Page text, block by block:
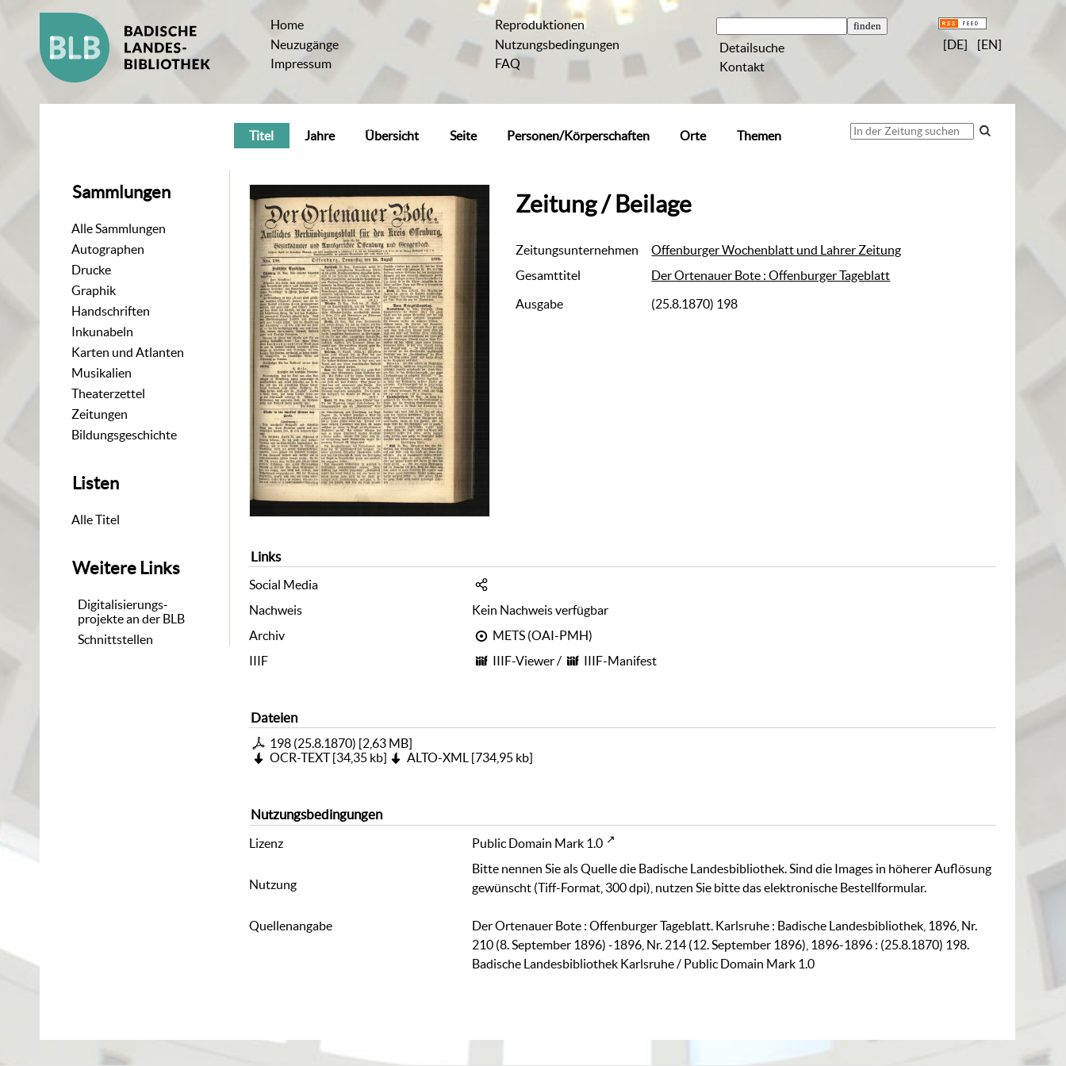
Home
Neuzugänge
Impressum
Reproduktionen
Nutzungsbedingungen
FAQ
Detailsuche
Kontakt
[DE] [EN]
Sammlungen
Alle Sammlungen
Autographen
Drucke
Graphik
Handschriften
Inkunabeln
Karten und Atlanten
Musikalien
Theaterzettel
Zeitungen
Bildungsgeschichte
Listen
Alle Titel
Weitere Links
Digitalisierungs-
projekte an der BLB
Schnittstellen
Titel Jahre Übersicht Seite Personen/Körperschaften Orte Themen
Zeitung / Beilage
Zeitungsunternehmen
Offenburger Wochenblatt und Lahrer Zeitung
Gesamttitel
Der Ortenauer Bote : Offenburger Tageblatt
Ausgabe
(25.8.1870) 198
Links
Social Media
Nachweis
Kein Nachweis verfügbar
Archiv
METS (OAI-PMH)
IIIF
IIIF-Viewer/ IIIF-Manifest
Dateien
198 (25.8.1870) [2,63 MB]
OCR-TEXT[34,35 kb] ALTO-XML [734,95 kb]
Nutzungsbedingungen
Lizenz Public Domain Mark 1.0
Nutzung
Bitte nennen Sie als Quelle die Badische Landesbibliothek. Sind die Images in höherer Auflösung
gewünscht (Tiff-Format, 300 dpi), nutzen Sie bitte daselektronische Bestellformular.
Quellenangabe
Der Ortenauer Bote : Offenburger Tageblatt. Karlsruhe : Badische Landesbibliothek, 1896, Nr.
210 (8. September 1896) -1896, Nr. 214 (12. September 1896), 1896-1896 : (25.8.1870) 198.
Badische Landesbibliothek Karlsruhe / Public Domain Mark 1.0